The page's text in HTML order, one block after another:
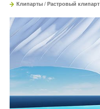
Клипарты / Растровый клипарт